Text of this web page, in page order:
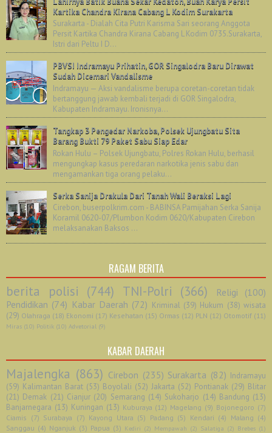
Kartika Chandra Kirana Cabang L Kodim Surakarta
Surakarta - Dialah Cita Putri Karisma Sari seorang Anggota
Persit Kartika Chandra Kirana Cabang L Kodim 0735.Surakarta,
Istri dari Peltu I D...
PBVSI Indramayu Prihatin, GOR Singalodra Baru Dirawat
Sudah Dicemari Vandalisme
Indramayu — Aksi vandalisme berupa coretan-coretan tidak
bertanggung jawab kembali terjadi di GOR Singalodra,
Kabupaten Indramayu. Ironisnya...
Tangkap 3 Pengedar Narkoba, Polsek Ujungbatu Sita
Barang Bukti 79 Paket Sabu Siap Edar
Rokan Hulu – Polsek Ujungbatu, Polres Rokan Hulu, berhasil
mengungkap kasus peredaran narkotika jenis sabu dan
mengamankan tiga orang pelaku...
Serka Sanija Drakula Dari Tanah Wali Beraksi Lagi
Cirebon, buserpolkrim.com - BABINSA Pamijahan Serka Sanija
Koramil 0620-07/Plumbon Kodim 0620/Kabupaten Cirebon
melaksanakan Baksos ...
RAGAM BERITA
berita polisi (744) TNI-Polri (366) Religi
(100)
Pendidikan (74) Kabar Daerah (72) Kriminal (39) Hukum (38) wisata
(29) Olahraga (18) Ekonomi (17) Kesehatan (15) Ormas (12) PLN (12) Otomotif (11)
Miras (10) Politik (10) Advetorial (9)
KABAR DAERAH
Majalengka (863) Cirebon (235) Surakarta (82) Indramayu
(59) Kalimantan Barat (53) Boyolali (52) Jakarta (52) Pontianak (29) Blitar
(21) Demak (21) Cianjur (20) Semarang (14) Sukoharjo (14) Bandung (13)
Banjarnegara (13) Kuningan (13) Kuburaya (12) Magelang (9) Bojonegoro (7)
Ciamis (7) Surabaya (7) Kayong Utara (5) Padang (5) Kendari (4) Malang (4)
Sanggau (4) Nganjuk (3) Papua (3) Kediri (2) Mempawah (2) Salatiga (2) Brebes (1)